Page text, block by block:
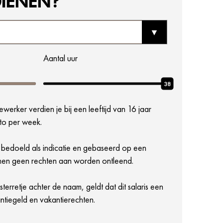
Aantal uur
38
verdien je bij een leeftijd van 16 jaar
per week.
als indicatie en gebaseerd op een
geen rechten aan worden ontleend.
achter de naam, geldt dat dit salaris een
en vakantierechten.